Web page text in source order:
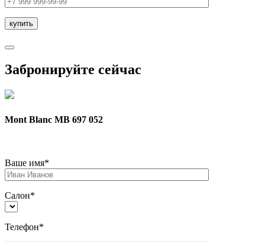
Забронируйте сейчас
Mont Blanc MB 697 052
Ваше имя*
Салон*
Телефон*